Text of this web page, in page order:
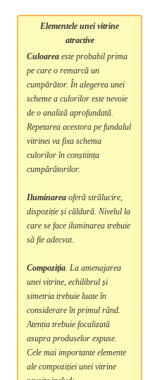
Elementele unei vitrine
atractive
Culoarea este probabil prima
pe care o remarcă un
cumpărător. În alegerea unei
scheme a culorilor este nevoie
de o analiză aprofundată.
Repetarea acestora pe fundalul
vitrinei va fixa schema
culorilor în conștiința
cumpărătorilor.
Iluminarea oferă strălucire,
dispoziție și căldură. Nivelul la
care se face iluminarea trebuie
să fie adecvat.
Compoziția. La amenajarea
unei vitrine, echilibrul și
simetria trebuie luate în
considerare în primul rând.
Atenția trebuie focalizată
asupra produselor expuse.
Cele mai importante elemente
ale compoziției unei vitrine